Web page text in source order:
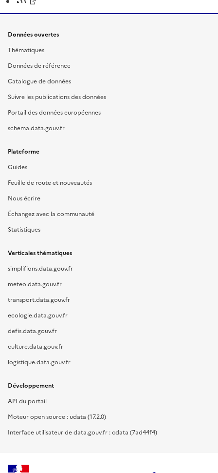
Données ouvertes
Thématiques
Données de référence
Catalogue de données
Suivre les publications des données
Portail des données européennes
schema.data.gouv.fr
Plateforme
Guides
Feuille de route et nouveautés
Nous écrire
Échangez avec la communauté
Statistiques
Verticales thématiques
simplifions.data.gouv.fr
meteo.data.gouv.fr
transport.data.gouv.fr
ecologie.data.gouv.fr
defis.data.gouv.fr
culture.data.gouv.fr
logistique.data.gouv.fr
Développement
API du portail
Moteur open source : udata (17.2.0)
Interface utilisateur de data.gouv.fr : cdata (7ad44f4)